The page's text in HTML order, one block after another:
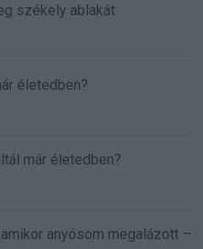
székely ablakát
életedben?
már életedben?
anyósom megalázott –